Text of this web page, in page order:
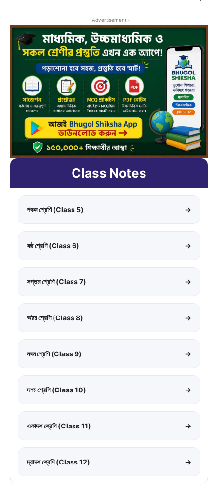
- Advertisement -
Class Notes
পঞ্চম শ্রেণি (Class 5) →
ষষ্ঠ শ্রেণি (Class 6) →
সপ্তম শ্রেণি (Class 7) →
অষ্টম শ্রেণি (Class 8) →
নবম শ্রেণি (Class 9) →
দশম শ্রেণি (Class 10) →
একাদশ শ্রেণি (Class 11) →
দ্বাদশ শ্রেণি (Class 12) →